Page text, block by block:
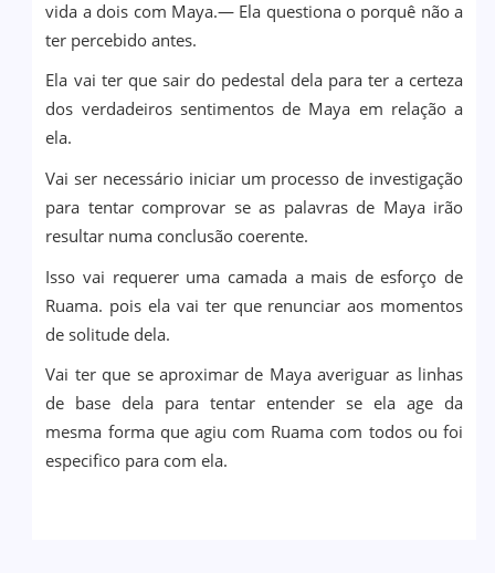
vida a dois com Maya.— Ela questiona o porquê não a
ter percebido antes.
Ela vai ter que sair do pedestal dela para ter a certeza
dos verdadeiros sentimentos de Maya em relação a
ela.
Vai ser necessário iniciar um processo de investigação
para tentar comprovar se as palavras de Maya irão
resultar numa conclusão coerente.
Isso vai requerer uma camada a mais de esforço de
Ruama. pois ela vai ter que renunciar aos momentos
de solitude dela.
Vai ter que se aproximar de Maya averiguar as linhas
de base dela para tentar entender se ela age da
mesma forma que agiu com Ruama com todos ou foi
especifico para com ela.